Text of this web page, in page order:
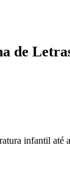
de
infantil até